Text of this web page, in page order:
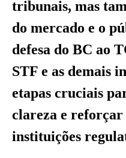
tribunais, mas
do mercado e o
defesa do BC ao
STF e as demais
etapas cruciais
clareza e
instituições